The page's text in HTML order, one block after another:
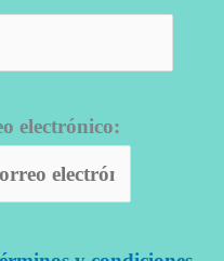
electrónico: